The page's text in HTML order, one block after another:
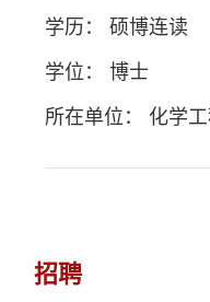
学历： 硕博连读
学位： 博士
所在单位： 化学
招聘